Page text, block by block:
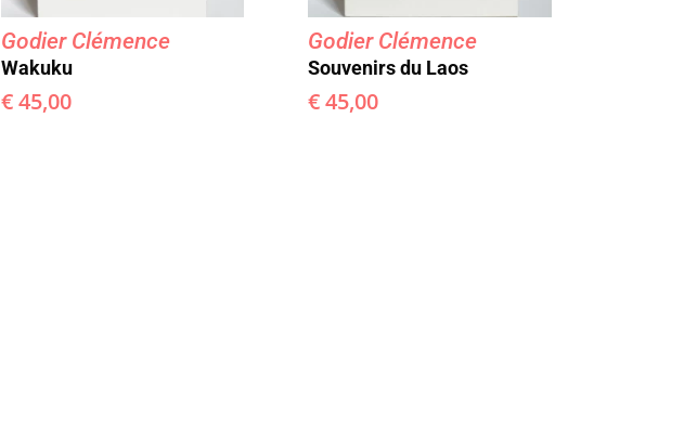
Godier Clémence
Wakuku
€45,00
Godier Clémence
Souvenirs du Laos
€45,00